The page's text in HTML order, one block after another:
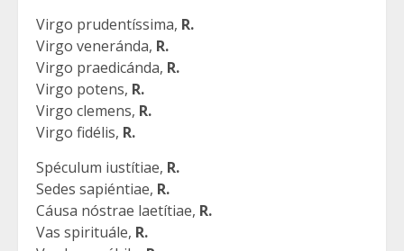
Virgo prudentíssima, R.
Virgo veneránda, R.
Virgo praedicánda, R.
Virgo potens, R.
Virgo clemens, R.
Virgo fidélis, R.
Spéculum iustítiae, R.
Sedes sapiéntiae, R.
Cáusa nóstrae laetítiae, R.
Vas spirituále, R.